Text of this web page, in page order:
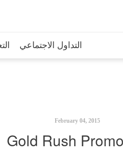
التداول الاجتماعي
February 04, 2015
Gold Rush